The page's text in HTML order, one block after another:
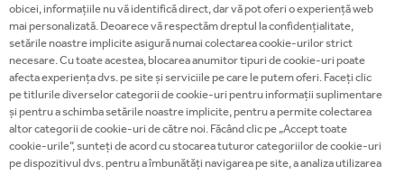
"concentratul" sau cu diferite "baze" utilizate pentru
băuturi variate pentru a se transforma mai apoi în
"sirop final".
Procesul termic de pasteurizare rapidă garantează
faptul că caracteristicile senzoriale chiar şi a celor
mai sensibile produse nu se vor modifica până la
obicei, informațiile nu vă identifică direct, dar vă pot oferi o experiență web
mai personalizată. Deoarece vă respectăm dreptul la confidențialitate,
setările noastre implicite asigură numai colectarea cookie-urilor strict
necesare. Cu toate acestea, blocarea anumitor tipuri de cookie-uri poate
afecta experiența dvs. pe site și serviciile pe care le putem oferi. Faceți clic
pe titlurile diverselor categorii de cookie-uri pentru informații suplimentare
și pentru a schimba setările noastre implicite, pentru a permite colectarea
altor categorii de cookie-uri de către noi. Făcând clic pe „Accept toate
cookie-urile”, sunteți de acord cu stocarea tuturor categoriilor de cookie-uri
pe dispozitivul dvs. pentru a îmbunătăți navigarea pe site, a analiza utilizarea